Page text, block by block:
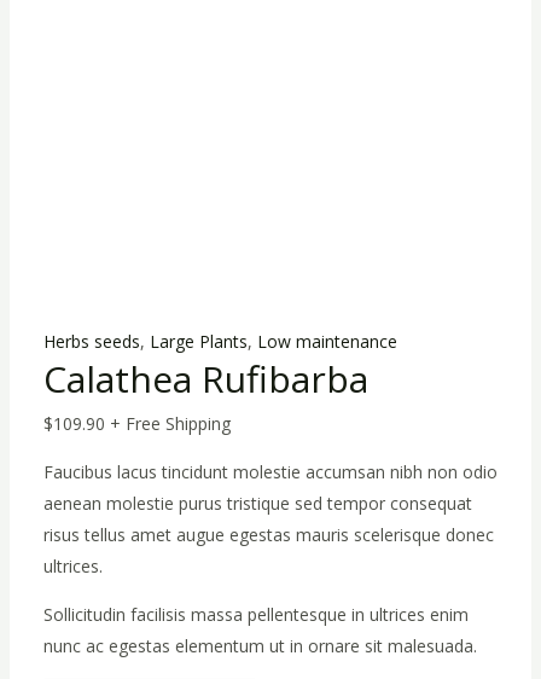
Herbs seeds, Large Plants, Low maintenance
Calathea Rufibarba
$109.90 + Free Shipping
Faucibus lacus tincidunt molestie accumsan nibh non odio
aenean molestie purus tristique sed tempor consequat
risus tellus amet augue egestas mauris scelerisque donec
ultrices.
Sollicitudin facilisis massa pellentesque in ultrices enim
nunc ac egestas elementum ut in ornare sit malesuada.